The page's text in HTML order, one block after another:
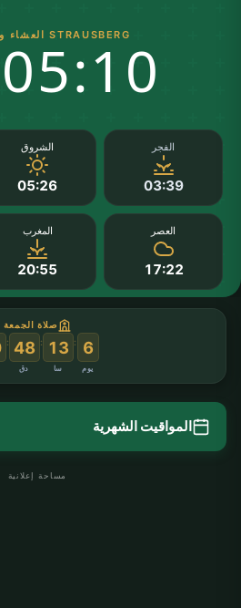
STRAUSBERG العشاء وقت الصلاة
الفجر
03:39
الشروق
05:26
العصر
17:22
المغرب
20:55
صلاة الجمعة
6
يوم
:
13
سا
:
48
دق
:
المواقيت الشهرية
مساحة إعلانية